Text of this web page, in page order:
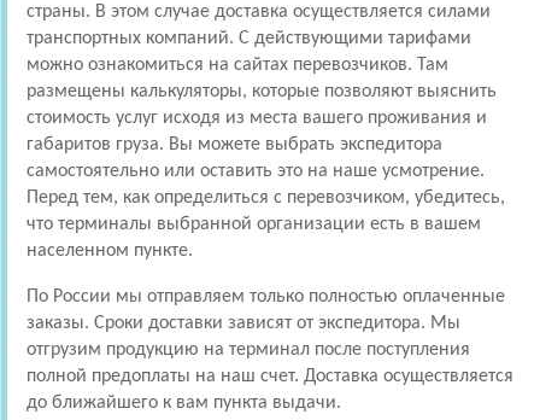
страны. В этом случае доставка осуществляется силами
транспортных компаний. С действующими тарифами
можно ознакомиться на сайтах перевозчиков. Там
размещены калькуляторы, которые позволяют выяснить
стоимость услуг исходя из места вашего проживания и
габаритов груза. Вы можете выбрать экспедитора
самостоятельно или оставить это на наше усмотрение.
Перед тем, как определиться с перевозчиком, убедитесь,
что терминалы выбранной организации есть в вашем
населенном пункте.
По России мы отправляем только полностью оплаченные
заказы. Сроки доставки зависят от экспедитора. Мы
отгрузим продукцию на терминал после поступления
полной предоплаты на наш счет. Доставка осуществляется
до ближайшего к вам пункта выдачи.